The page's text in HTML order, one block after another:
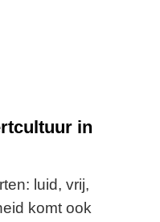
in
luid, vrij,
komt ook